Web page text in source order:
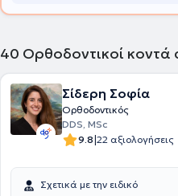
40 Ορθοδοντικοί
Σίδερη Σοφία
Ορθοδοντικός
DDS, MSc
9.8|22 αξιολογήσεις
Σχετικά με την ειδικό